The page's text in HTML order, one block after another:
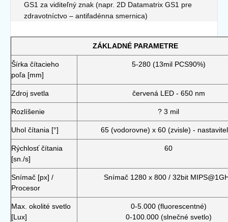
GS1 za viditeľný znak (napr. 2D Datamatrix GS1 pre
zdravotníctvo – antifadénna smernica)
ZÁKLADNÉ PARAMETRE
Šírka čítacieho
poľa [mm]
5-280 (13mil PCS90%)
Zdroj svetla červená LED - 650 nm
Rozlíšenie ? 3 mil
Uhol čítania [°] 65 (vodorovne) x 60 (zvisle) -
Rýchlosť čítania
[sn./s]
60
Snímač [px] /
Procesor
Snímač 1280 x 800 / 32bit
Max. okolité svetlo
[Lux]
0-5.000 (fluorescentné)
0-100.000 (slnečné svetlo)